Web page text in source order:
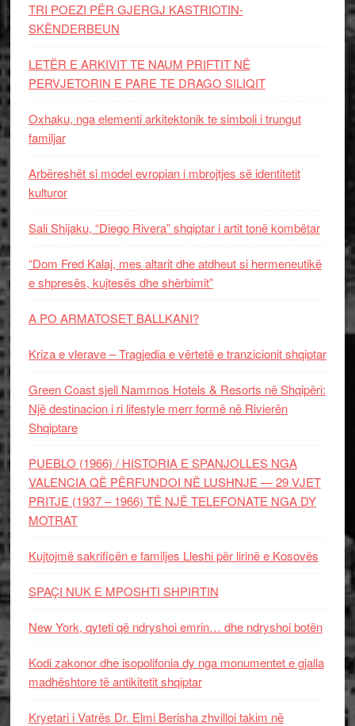
TRI POEZI PËR GJERGJ KASTRIOTIN-
SKËNDERBEUN
LETËR E ARKIVIT TE NAUM PRIFTIT NË
PERVJETORIN E PARE TE DRAGO SILIQIT
Oxhaku, nga elementi arkitektonik te simboli i trungut
familjar
Arbëreshët si model evropian i mbrojtjes së identitetit
kulturor
Sali Shijaku, “Diego Rivera” shqiptar i artit tonë kombëtar
“Dom Fred Kalaj, mes altarit dhe atdheut si hermeneutikë
e shpresës, kujtesës dhe shërbimit”
A PO ARMATOSET BALLKANI?
Kriza e vlerave – Tragjedia e vërtetë e tranzicionit shqiptar
Green Coast sjell Nammos Hotels & Resorts në Shqipëri:
Një destinacion i ri lifestyle merr formë në Rivierën
Shqiptare
PUEBLO (1966) / HISTORIA E SPANJOLLES NGA
VALENCIA QË PËRFUNDOI NË LUSHNJE — 29 VJET
PRITJE (1937 – 1966) TË NJË TELEFONATE NGA DY
MOTRAT
Kujtojmë sakrificën e familjes Lleshi për lirinë e Kosovës
SPAÇI NUK E MPOSHTI SHPIRTIN
New York, qyteti që ndryshoi emrin… dhe ndryshoi botën
Kodi zakonor dhe isopolifonia dy nga monumentet e gjalla
madhështore të antikitetit shqiptar
Kryetari i Vatrës Dr. Elmi Berisha zhvilloi takim në